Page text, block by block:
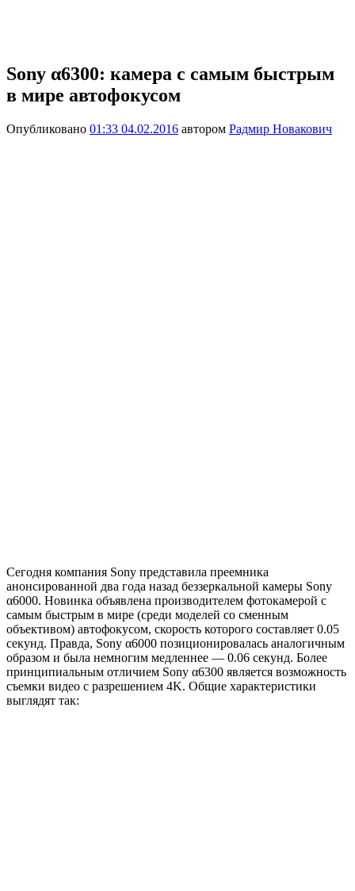
Sony α6300: камера с самым быстрым
в мире автофокусом
Опубликовано 01:33 04.02.2016 автором Радмир Новакович
Сегодня компания Sony представила преемника
анонсированной два года назад беззеркальной камеры Sony
α6000. Новинка объявлена производителем фотокамерой с
самым быстрым в мире (среди моделей со сменным
объективом) автофокусом, скорость которого составляет 0.05
секунд. Правда, Sony α6000 позиционировалась аналогичным
образом и была немногим медленнее — 0.06 секунд. Более
принципиальным отличием Sony α6300 является возможность
съемки видео с разрешением 4K. Общие характеристики
выглядят так: